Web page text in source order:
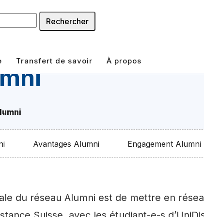
Rechercher
Transfert de savoir À propos
Avantages Alumni Engagement Alumni
du réseau Alumni est de mettre en